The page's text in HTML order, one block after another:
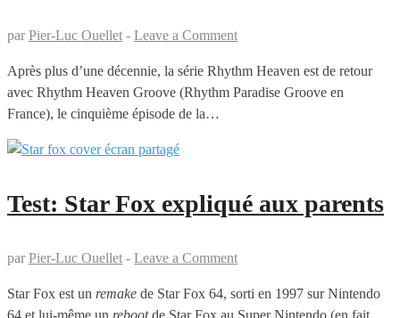
par Pier-Luc Ouellet - Leave a Comment
Après plus d’une décennie, la série Rhythm Heaven est de retour
avec Rhythm Heaven Groove (Rhythm Paradise Groove en
France), le cinquième épisode de la…
Test: Star Fox expliqué aux parents
par Pier-Luc Ouellet - Leave a Comment
Star Fox est un remake de Star Fox 64, sorti en 1997 sur Nintendo
64 et lui-même un rebootde Star Fox au Super Nintendo (en fait,…